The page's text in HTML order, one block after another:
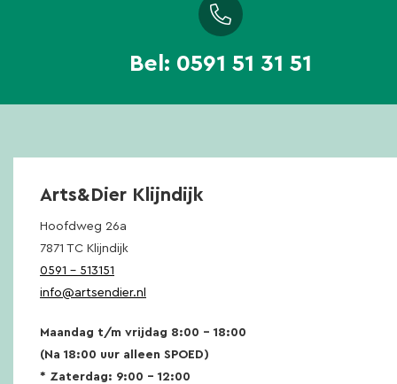
Bel: 0591 51 31 51
Arts&Dier Klijndijk
Hoofdweg 26a
7871 TC Klijndijk
0591 – 513151
info@artsendier.nl
Maandag t/m vrijdag 8:00 – 18:00
(Na 18:00 uur alleen SPOED)
* Zaterdag: 9:00 – 12:00